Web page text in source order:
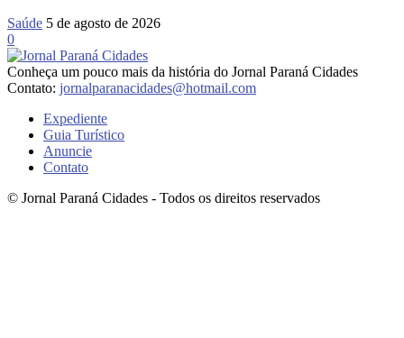
Saúde 5 de agosto de 2026
0
Conheça um pouco mais da história do Jornal Paraná Cidades
Contato: jornalparanacidades@hotmail.com
Expediente
Guia Turístico
Anuncie
Contato
© Jornal Paraná Cidades - Todos os direitos reservados